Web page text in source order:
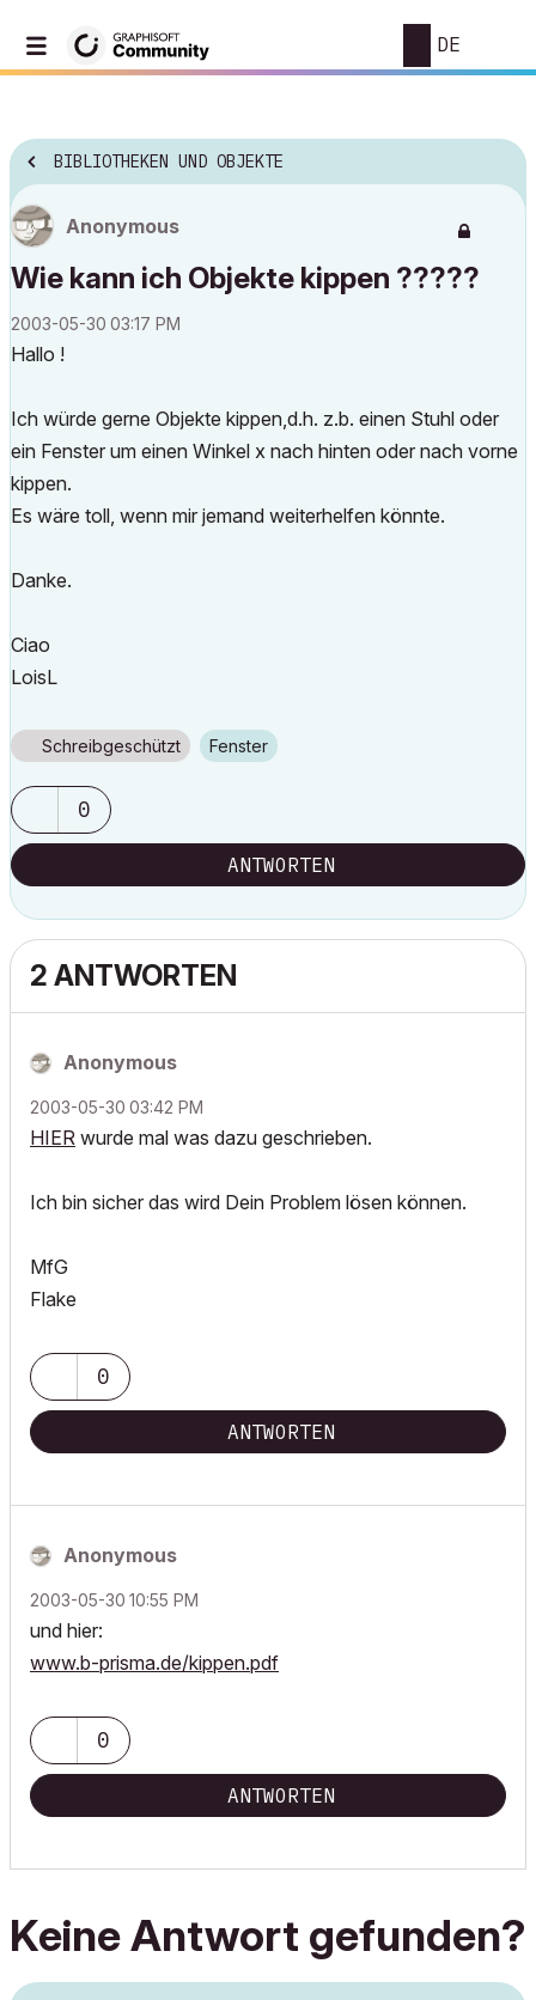
DE
BIBLIOTHEKEN UND OBJEKTE
Anonymous
Wie kann ich Objekte kippen ?????
‎2003-05-30 03:17 PM
Hallo !
Ich würde gerne Objekte kippen,d.h. z.b. einen Stuhl oder
ein Fenster um einen Winkel x nach hinten oder nach vorne
kippen.
Es wäre toll, wenn mir jemand weiterhelfen könnte.
Danke.
Ciao
LoisL
Schreibgeschützt Fenster
0
ANTWORTEN
2 ANTWORTEN
Anonymous
‎2003-05-30 03:42 PM
HIER wurde mal was dazu geschrieben.
Ich bin sicher das wird Dein Problem lösen können.
MfG
Flake
0
ANTWORTEN
Anonymous
‎2003-05-30 10:55 PM
und hier:
www.b-prisma.de/kippen.pdf
0
ANTWORTEN
Keine Antwort gefunden?